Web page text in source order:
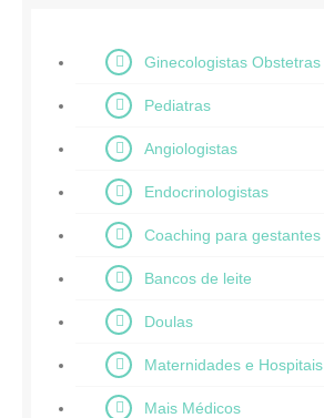
Ginecologistas Obstetras
Pediatras
Angiologistas
Endocrinologistas
Coaching para gestantes
Bancos de leite
Doulas
Maternidades e Hospitais
Mais Médicos